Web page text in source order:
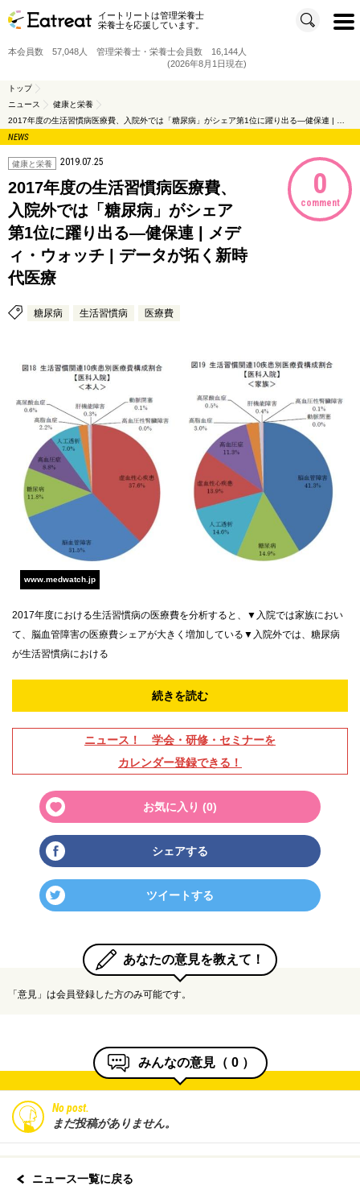
イートリートは管理栄養士
栄養士を応援しています。
t
o
t
i
本会員数 57,048人 管理栄養士・栄養士会員数 16,144人
(2026年8月1日現在)
トップ
ニュース
健康と栄養
NEWS
健康と栄養 2019.07.25
2017年度の生活習慣病医療費、
入院外では「糖尿病」がシェア
第1位に躍り出る—健保連 | メデ
ィ・ウォッチ | データが拓く新時
代医療
糖尿病 生活習慣病 医療費
0
comment
www.medwatch.jp
2017年度における生活習慣病の医療費を分析すると、▼入院では家族におい
て、脳血管障害の医療費シェアが大きく増加している▼入院外では、糖尿病
が生活習慣病における
続きを読む
ニュース！ 学会・研修・セミナーを
カレンダー登録できる！
お気に入り (0)
シェアする
ツイートする
あなたの意見を教えて！
「意見」は会員登録した方のみ可能です。
みんなの意見（ 0 ）
No post.
まだ投稿がありません。
ニュース一覧に戻る